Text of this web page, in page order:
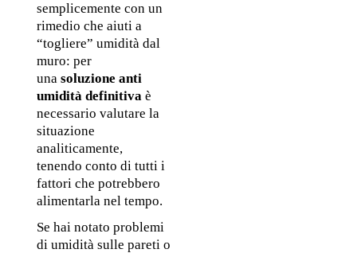
semplicemente con un
rimedio che aiuti a
“togliere” umidità dal
muro: per
una soluzione anti
umidità definitiva è
necessario valutare la
situazione
analiticamente,
tenendo conto di tutti i
fattori che potrebbero
alimentarla nel tempo.
Se hai notato problemi
di umidità sulle pareti o